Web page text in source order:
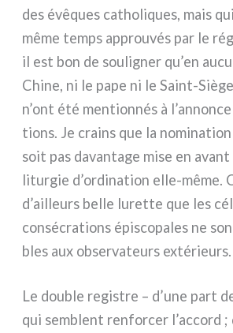
des évê­ques catho­li­ques, mais
même temps approu­vés par le
il est bon de sou­li­gner qu’en
Chine, ni le pape ni le Saint-
n’ont été men­tion­nés à
tions. Je crains que la
soit pas davan­ta­ge mise en avant
litur­gie d’ordination elle-même.
d’ailleurs bel­le luret­te que les
con­sé­cra­tions épi­sco­pa­les ne
bles aux obser­va­teurs exté­rieurs.
Le dou­ble regi­stre – d’une part
qui sem­blent ren­for­cer l’accord ;